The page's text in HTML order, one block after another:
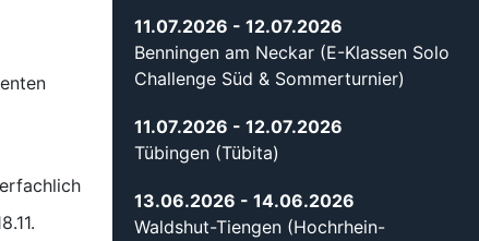
11.07.2026 - 12.07.2026
Benningen am Neckar (E-Klassen Solo
Challenge Süd & Sommerturnier)
11.07.2026 - 12.07.2026
Tübingen (Tübita)
13.06.2026 - 14.06.2026
Waldshut-Tiengen (Hochrhein-